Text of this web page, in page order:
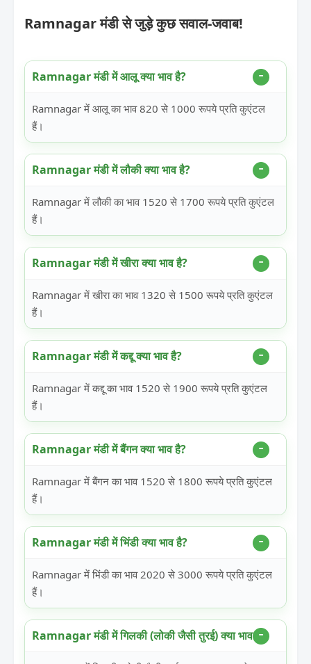
Ramnagar मंडी से जुड़े कुछ सवाल-जवाब!
Ramnagar मंडी में आलू क्या भाव है?
Ramnagar में आलू का भाव 820 से 1000 रूपये प्रति कुएंटल
हैं।
Ramnagar मंडी में लौकी क्या भाव है?
Ramnagar में लौकी का भाव 1520 से 1700 रूपये प्रति कुएंटल
हैं।
Ramnagar मंडी में खीरा क्या भाव है?
Ramnagar में खीरा का भाव 1320 से 1500 रूपये प्रति कुएंटल
हैं।
Ramnagar मंडी में कद्दू क्या भाव है?
Ramnagar में कद्दू का भाव 1520 से 1900 रूपये प्रति कुएंटल
हैं।
Ramnagar मंडी में बैंगन क्या भाव है?
Ramnagar में बैंगन का भाव 1520 से 1800 रूपये प्रति कुएंटल
हैं।
Ramnagar मंडी में भिंडी क्या भाव है?
Ramnagar में भिंडी का भाव 2020 से 3000 रूपये प्रति कुएंटल
हैं।
Ramnagar मंडी में गिलकी (लोकी जैसी तुरई) क्या भाव है?